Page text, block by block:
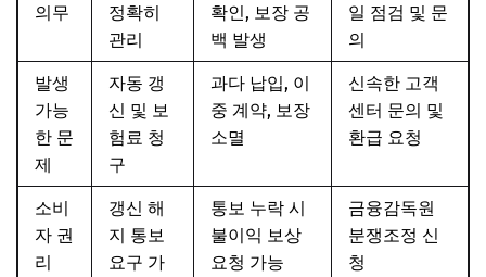
의무
정확히
관리
확인, 보장 공
백 발생
일 점검 및 문
의
발생
가능
한 문
제
자동 갱
신 및 보
험료 청
구
과다 납입, 이
중 계약, 보장
소멸
신속한 고객
센터 문의 및
환급 요청
소비
자 권
리
갱신 해
지 통보
요구 가
통보 누락 시
불이익 보상
요청 가능
금융감독원
분쟁조정 신
청